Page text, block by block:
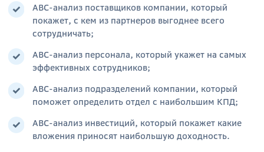
ABC-анализ поставщиков компании, который
покажет, с кем из партнеров выгоднее всего
сотрудничать;
ABC-анализ персонала, который укажет на самых
эффективных сотрудников;
ABC-анализ подразделений компании, который
поможет определить отдел с наибольшим КПД;
ABC-анализ инвестиций, который покажет какие
вложения приносят наибольшую доходность.